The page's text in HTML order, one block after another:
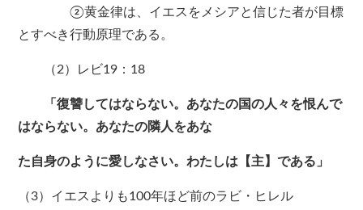
②黄金律は、イエスをメシアと信じた者が目標
とすべき行動原理である。
（2）レビ19：18
「復讐してはならない。あなたの国の人々を恨んで
はならない。あなたの隣人をあな
た自身のように愛しなさい。わたしは【主】である」
（3）イエスよりも100年ほど前のラビ・ヒレル